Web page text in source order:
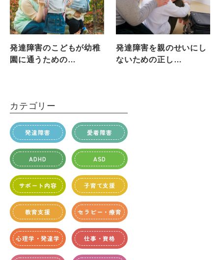
発達障害のこどもが幼稚
園に通うための…
発達障害を親のせいにし
ないための正し…
カテゴリー
発達障害 愛着障害
ADHD ASD
サポート内容 子育て支援
教育支援 セラピー・療育
心理学・発達学 仕事・資格